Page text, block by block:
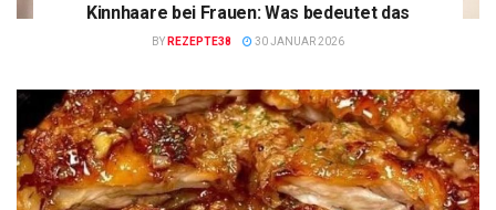
Kinnhaare bei Frauen: Was bedeutet das
BY REZEPTE38 30 JANUAR 2026